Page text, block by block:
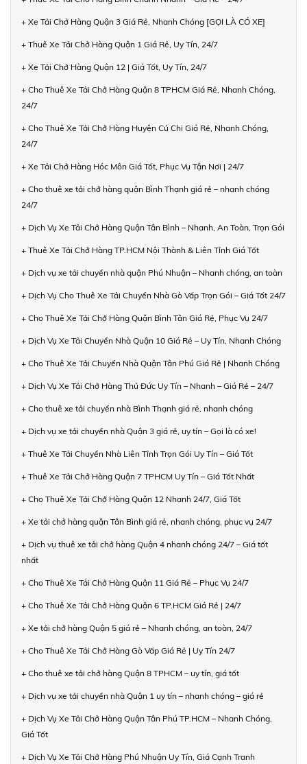
+ Xe Tải Chở Hàng Quận 3 Giá Rẻ, Nhanh Chóng [GỌI LÀ CÓ XE]
+ Thuê Xe Tải Chở Hàng Quận 1 Giá Rẻ, Uy Tín, 24/7
+ Xe Tải Chở Hàng Quận 12 | Giá Tốt, Uy Tín, 24/7
+ Cho Thuê Xe Tải Chở Hàng Quận 8 TPHCM Giá Rẻ, Nhanh Chóng,
24/7
+ Cho Thuê Xe Tải Chở Hàng Huyện Củ Chi Giá Rẻ, Nhanh Chóng,
24/7
+ Xe Tải Chở Hàng Hóc Môn Giá Tốt, Phục Vụ Tận Nơi | 24/7
+ Cho thuê xe tải chở hàng quận Bình Thạnh giá rẻ – nhanh chóng
24/7
+ Dịch Vụ Xe Tải Chở Hàng Quận Tân Bình – Nhanh, An Toàn, Trọn Gói
+ Thuê Xe Tải Chở Hàng TP.HCM Nội Thành & Liên Tỉnh Giá Tốt
+ Dịch vụ xe tải chuyển nhà quận Phú Nhuận – Nhanh chóng, an toàn
+ Dịch Vụ Cho Thuê Xe Tải Chuyển Nhà Gò Vấp Trọn Gói – Giá Tốt 24/7
+ Cho Thuê Xe Tải Chở Hàng Quận Bình Tân Giá Rẻ, Phục Vụ 24/7
+ Dịch Vụ Xe Tải Chuyển Nhà Quận 10 Giá Rẻ – Uy Tín, Nhanh Chóng
+ Cho Thuê Xe Tải Chuyển Nhà Quận Tân Phú Giá Rẻ | Nhanh Chóng
+ Dịch Vụ Xe Tải Chở Hàng Thủ Đức Uy Tín – Nhanh – Giá Rẻ – 24/7
+ Cho thuê xe tải chuyển nhà Bình Thạnh giá rẻ, nhanh chóng
+ Dịch vụ xe tải chuyển nhà Quận 3 giá rẻ, uy tín – Gọi là có xe!
+ Thuê Xe Tải Chuyển Nhà Liên Tỉnh Trọn Gói Uy Tín – Giá Tốt
+ Thuê Xe Tải Chở Hàng Quận 7 TPHCM Uy Tín – Giá Tốt Nhất
+ Cho Thuê Xe Tải Chở Hàng Quận 12 Nhanh 24/7, Giá Tốt
+ Xe tải chở hàng quận Tân Bình giá rẻ, nhanh chóng, phục vụ 24/7
+ Dịch vụ thuê xe tải chở hàng Quận 4 nhanh chóng 24/7 – Giá tốt
nhất
+ Cho Thuê Xe Tải Chở Hàng Quận 11 Giá Rẻ – Phục Vụ 24/7
+ Cho Thuê Xe Tải Chở Hàng Quận 6 TP.HCM Giá Rẻ | 24/7
+ Xe tải chở hàng Quận 5 giá rẻ – Nhanh chóng, an toàn, 24/7
+ Cho Thuê Xe Tải Chở Hàng Gò Vấp Giá Rẻ | Uy Tín 24/7
+ Cho thuê xe tải chở hàng Quận 8 TPHCM – uy tín, giá tốt
+ Dịch vụ xe tải chuyển nhà Quận 1 uy tín – nhanh chóng – giá rẻ
+ Dịch Vụ Xe Tải Chở Hàng Quận Tân Phú TP.HCM – Nhanh Chóng,
Giá Tốt
+ Dịch Vụ Xe Tải Chở Hàng Phú Nhuận Uy Tín, Giá Cạnh Tranh